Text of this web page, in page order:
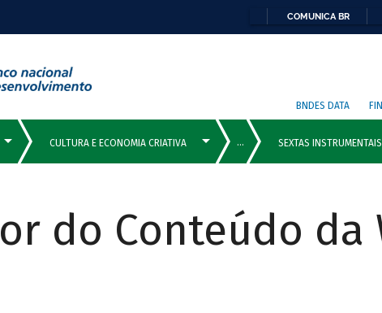
COMUNICA BR
BNDES DATA
do Conteúdo da